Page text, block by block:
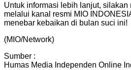
Untuk informasi lebih lanjut,
melalui kanal resmi MIO
menebar kebaikan di bulan suci ini!
(MIO/Network)
Sumber :
Humas Media Independen Online